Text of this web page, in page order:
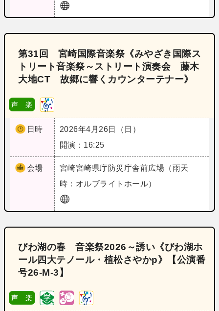
第31回 宮崎国際音楽祭《みやざき国際ス
トリート音楽祭～ストリート演奏会 藤木
大地CT 故郷に響くカウンターテナー》
声 楽
日時
2026年4月26日（日）
開演：16:25
会場 宮崎宮崎県庁防災庁舎前広場（雨天
時：オルブライトホール）
びわ湖の春 音楽祭2026～誘い《びわ湖ホ
ール四大テノール・植松さやかp》【公演番
号26‐M‐3】
声 楽